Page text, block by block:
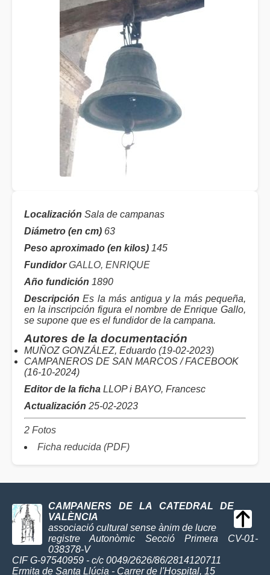
Localización Sala de campanas
Diámetro (en cm) 63
Peso aproximado (en kilos) 145
Fundidor GALLO, ENRIQUE
Año fundición 1890
Descripción Es la más antigua y la más pequeña,
en la inscripción figura el nombre de Enrique Gallo,
se supone que es el fundidor de la campana.
Autores de la documentación
MUÑOZ GONZÁLEZ, Eduardo (19-02-2023)
CAMPANEROS DE SAN MARCOS / FACEBOOK
(16-10-2024)
Editor de la ficha LLOP i BAYO, Francesc
Actualización 25-02-2023
2 Fotos
Ficha reducida (PDF)
CAMPANERS DE LA CATEDRAL DE
VALÈNCIA
associació cultural sense ànim de lucre
registre Autonòmic Secció Primera CV-01-
038378-V
CIF G-97540959 - c/c 0049/2626/86/2814120711
Ermita de Santa Llúcia - Carrer de l'Hospital, 15